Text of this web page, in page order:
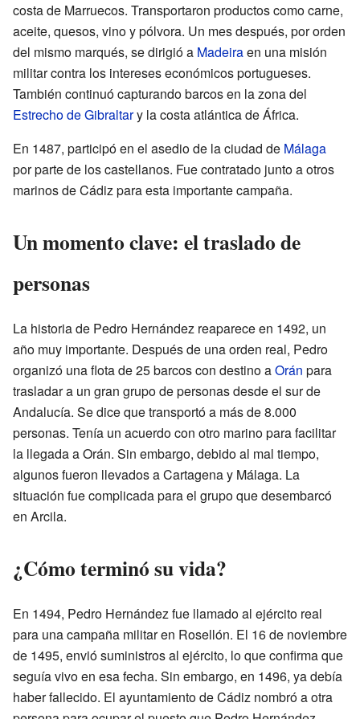
costa de Marruecos. Transportaron productos como carne,
aceite, quesos, vino y pólvora. Un mes después, por orden
del mismo marqués, se dirigió a Madeiraen una misión
militar contra los intereses económicos portugueses.
También continuó capturando barcos en la zona del
Estrecho de Gibraltary la costa atlántica de África.
En 1487, participó en el asedio de la ciudad de Málaga
por parte de los castellanos. Fue contratado junto a otros
marinos de Cádiz para esta importante campaña.
Un momento clave: el traslado de
personas
La historia de Pedro Hernández reaparece en 1492, un
año muy importante. Después de una orden real, Pedro
organizó una flota de 25 barcos con destino aOrán para
trasladar a un gran grupo de personas desde el sur de
Andalucía. Se dice que transportó a más de 8.000
personas. Tenía un acuerdo con otro marino para facilitar
la llegada a Orán. Sin embargo, debido al mal tiempo,
algunos fueron llevados a Cartagena y Málaga. La
situación fue complicada para el grupo que desembarcó
en Arcila.
¿Cómo terminó su vida?
En 1494, Pedro Hernández fue llamado al ejército real
para una campaña militar en Rosellón. El 16 de noviembre
de 1495, envió suministros al ejército, lo que confirma que
seguía vivo en esa fecha. Sin embargo, en 1496, ya debía
haber fallecido. El ayuntamiento de Cádiz nombró a otra